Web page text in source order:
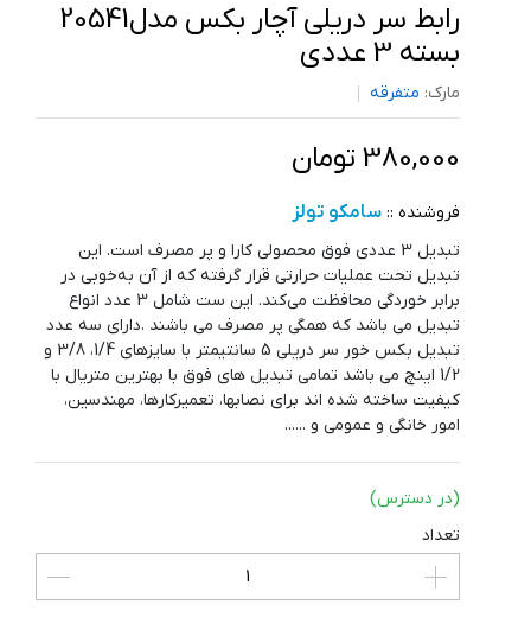
رابط سر دریلی آچار بکس مدل20541
بسته 3 عددی
مارک: متفرقه
380,000 تومان
فروشنده :: سامکو تولز
تبدیل 3 عددی فوق محصولی کارا و پر مصرف است. این
تبدیل تحت عملیات حرارتی قرار گرفته که از آن به‌خوبی در
برابر خوردگی محافظت می‌کند. این ست شامل 3 عدد انواع
تبدیل می باشد که همگی پر مصرف می باشند .دارای سه عدد
تبدیل بکس خور سر دریلی 5 سانتیمتر با سایزهای 1/4، 3/8 و
1/2 اینچ می باشد تمامی تبدیل های فوق با بهترین متریال با
کیفیت ساخته شده اند برای نصابها، تعمیرکارها، مهندسین،
امور خانگی و عمومی و ......
(در دسترس)
تعداد